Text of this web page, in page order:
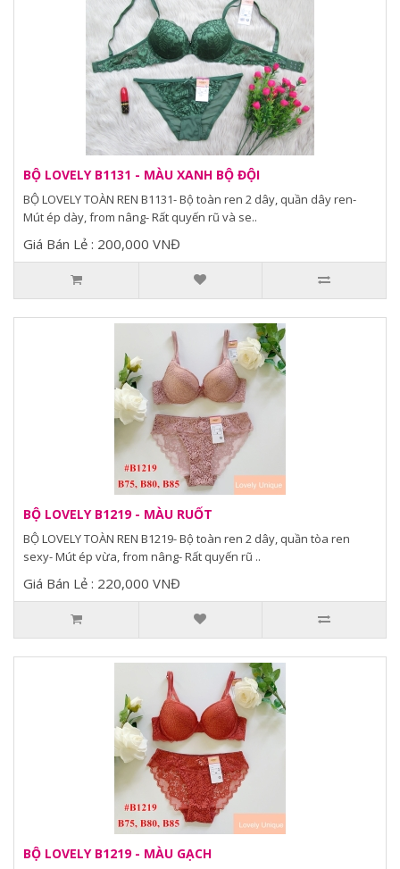
BỘ LOVELY B1131 - MÀU XANH BỘ ĐỘI
BỘ LOVELY TOÀN REN B1131- Bộ toàn ren 2 dây, quần dây ren-
Mút ép dày, from nâng- Rất quyến rũ và se..
Giá Bán Lẻ : 200,000 VNĐ
BỘ LOVELY B1219 - MÀU RUỐT
BỘ LOVELY TOÀN REN B1219- Bộ toàn ren 2 dây, quần tòa ren
sexy- Mút ép vừa, from nâng- Rất quyến rũ ..
Giá Bán Lẻ : 220,000 VNĐ
BỘ LOVELY B1219 - MÀU GẠCH